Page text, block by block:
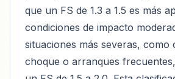
que un FS de 1.3 a 1.5 es más
condiciones de impacto
situaciones más severas, como
choque o arranques